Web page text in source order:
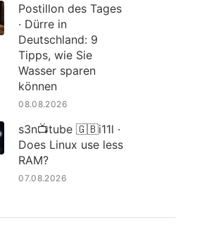
Postillon des Tages
· Dürre in
Deutschland: 9
Tipps, wie Sie
Wasser sparen
können
08.08.2026
s3n📺tube 🇬🇧i11l ·
Does Linux use less
RAM?
07.08.2026